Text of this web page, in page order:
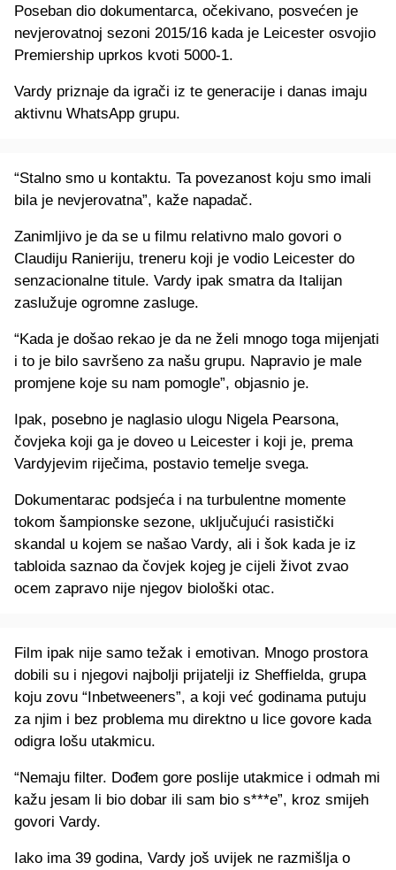
Poseban dio dokumentarca, očekivano, posvećen je
nevjerovatnoj sezoni 2015/16 kada je Leicester osvojio
Premiership uprkos kvoti 5000-1.
Vardy priznaje da igrači iz te generacije i danas imaju
aktivnu WhatsApp grupu.
“Stalno smo u kontaktu. Ta povezanost koju smo imali
bila je nevjerovatna”, kaže napadač.
Zanimljivo je da se u filmu relativno malo govori o
Claudiju Ranieriju, treneru koji je vodio Leicester do
senzacionalne titule. Vardy ipak smatra da Italijan
zaslužuje ogromne zasluge.
“Kada je došao rekao je da ne želi mnogo toga mijenjati
i to je bilo savršeno za našu grupu. Napravio je male
promjene koje su nam pomogle”, objasnio je.
Ipak, posebno je naglasio ulogu Nigela Pearsona,
čovjeka koji ga je doveo u Leicester i koji je, prema
Vardyjevim riječima, postavio temelje svega.
Dokumentarac podsjeća i na turbulentne momente
tokom šampionske sezone, uključujući rasistički
skandal u kojem se našao Vardy, ali i šok kada je iz
tabloida saznao da čovjek kojeg je cijeli život zvao
ocem zapravo nije njegov biološki otac.
Film ipak nije samo težak i emotivan. Mnogo prostora
dobili su i njegovi najbolji prijatelji iz Sheffielda, grupa
koju zovu “Inbetweeners”, a koji već godinama putuju
za njim i bez problema mu direktno u lice govore kada
odigra lošu utakmicu.
“Nemaju filter. Dođem gore poslije utakmice i odmah mi
kažu jesam li bio dobar ili sam bio s***e”, kroz smijeh
govori Vardy.
Iako ima 39 godina, Vardy još uvijek ne razmišlja o